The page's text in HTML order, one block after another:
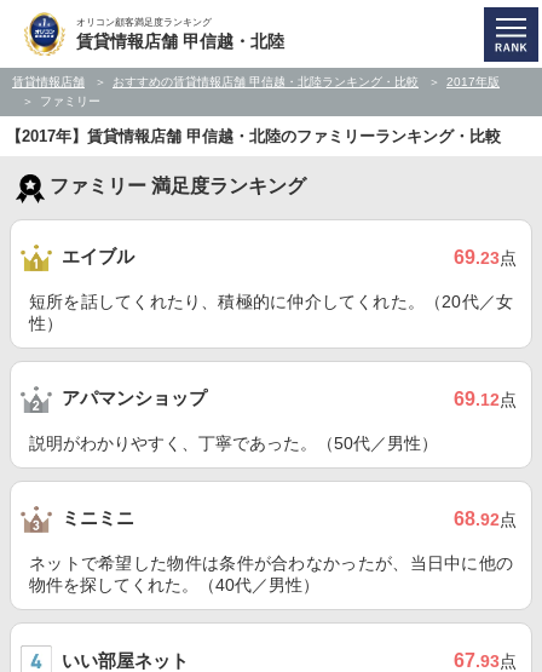
オリコン顧客満足度ランキング
賃貸情報店舗 甲信越・北陸
賃貸情報店舗 おすすめの賃貸情報店舗 甲信越・北陸ランキング・比較
2017年版
ファミリー
【2017年】賃貸情報店舗 甲信越・北陸のファミリーランキング・比較
ファミリー 満足度ランキング
エイブル 69.23点
短所を話してくれたり、積極的に仲介してくれた。（20代／女
性）
アパマンショップ 69.12点
説明がわかりやすく、丁寧であった。（50代／男性）
ミニミニ 68.92点
ネットで希望した物件は条件が合わなかったが、当日中に他の
物件を探してくれた。（40代／男性）
いい部屋ネット 67.93点